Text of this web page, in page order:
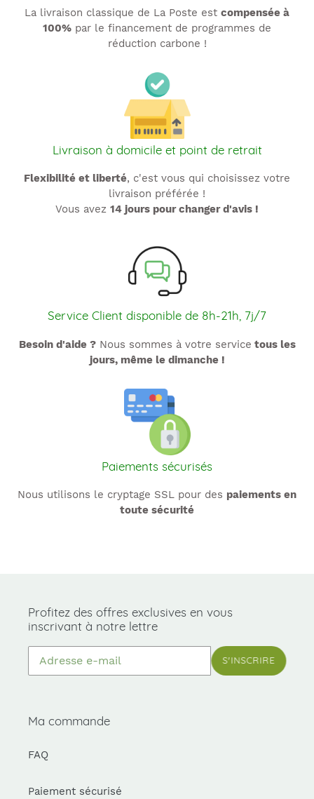
La livraison classique de La Poste est compensée à
100% par le financement de programmes de
réduction carbone !
Livraison à domicile et point de retrait
Flexibilité et liberté, c'est vous qui choisissez votre
livraison préférée !
Vous avez 14 jours pour changer d'avis !
Service Client disponible de 8h-21h, 7j/7
Besoin d'aide ?Nous sommes à votre service tous les
jours, même le dimanche !
Paiements sécurisés
Nous utilisons le cryptage SSL pour des paiements en
toute sécurité
Profitez des offres exclusives en vous
inscrivant à notre lettre
S'INSCRIRE
Ma commande
FAQ
Paiement sécurisé
naviguer
diaporama
appareil